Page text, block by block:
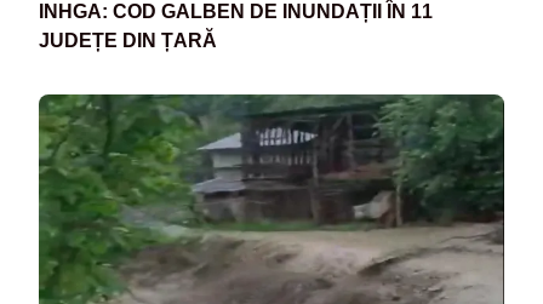
INHGA: COD GALBEN DE INUNDAȚII ÎN 11
JUDEȚE DIN ȚARĂ